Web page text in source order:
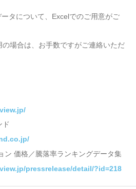
タについて、Excelでのご用意がご
場合は、お手数ですがご連絡いただ
ド
ン 価格／騰落率ランキングデータ集
pressrelease/detail/?id=218